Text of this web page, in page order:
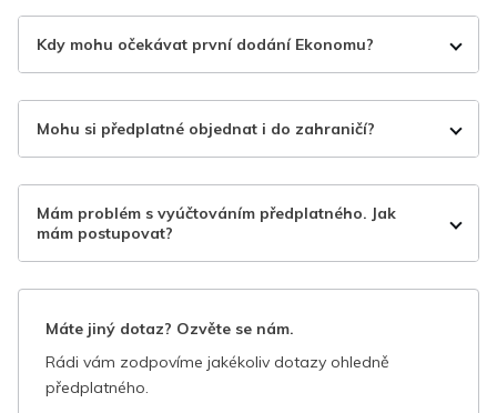
Kdy mohu očekávat první dodání Ekonomu?
Mohu si předplatné objednat i do zahraničí?
Mám problém s vyúčtováním předplatného. Jak
mám postupovat?
Máte jiný dotaz? Ozvěte se nám.
Rádi vám zodpovíme jakékoliv dotazy ohledně
předplatného.